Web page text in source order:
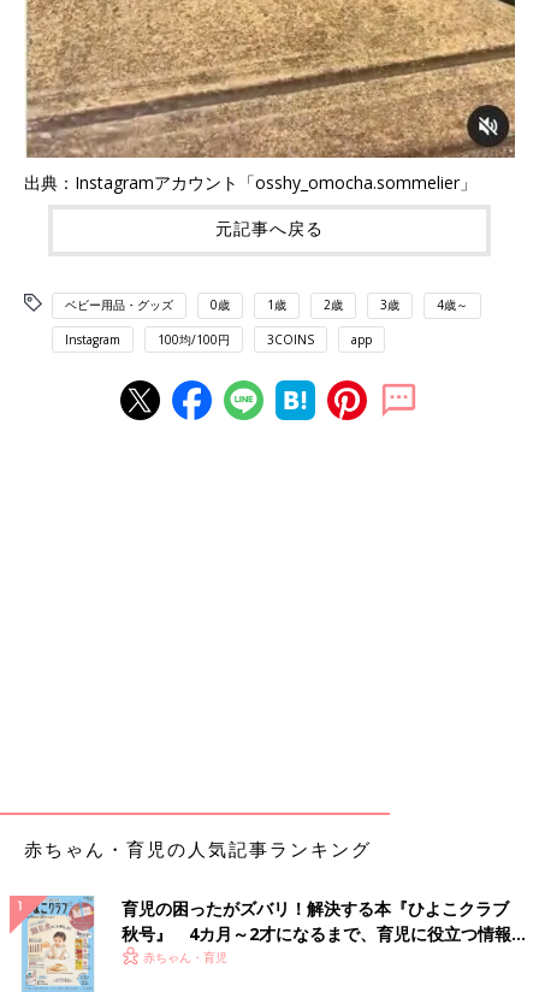
出典：Instagramアカウント「osshy_omocha.sommelier」
元記事へ戻る
ベビー用品・グッズ 0歳 1歳 2歳 3歳 4歳～
Instagram 100均/100円 3COINS app
赤ちゃん・育児の人気記事ランキング
育児の困ったがズバリ！解決する本『ひよこクラブ
秋号』 4カ月～2才になるまで、育児に役立つ情報が
いっぱい！
赤ちゃん・育児